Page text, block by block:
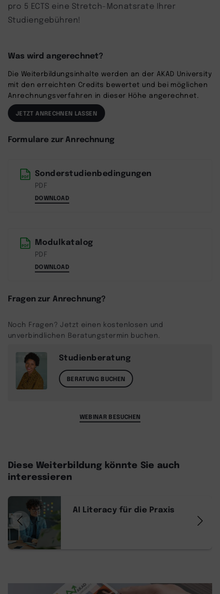
pro 5 ECTS eine Stretch-Monatsrate Ihrer
Studiengebühren!
Was wird angerechnet?
Die Weiterbildungsinhalte werden an der AKAD University
mit den erreichten Credits bewertet und bei möglichen
Anrechnungsverfahren in dieser Höhe angerechnet.
JETZT ANRECHNEN LASSEN
Formulare zur Anrechnung
Sonderstudienbedingungen
PDF
DOWNLOAD
Modulkatalog
PDF
DOWNLOAD
Fragen zur Anrechnung?
Noch Fragen? Jetzt einen kostenlosen und
unverbindlichen Beratungstermin buchen.
Studienberatung
BERATUNG BUCHEN
WEBINAR BESUCHEN
Diese Weiterbildung könnte Sie auch
interessieren
AI Literacy für die Praxis